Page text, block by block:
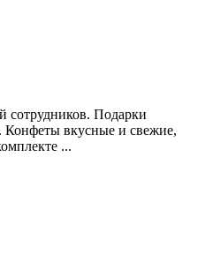
сотрудников. Подарки
Конфеты вкусные и свежие,
...